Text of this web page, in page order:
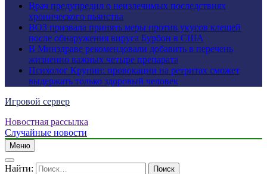
Врач предупредил о неизлечимых последствиях
хронического пьянства
ВОЗ призвала принять меры против укусов клещей
после обнаружения вируса Бурбон в США
В Минздраве рекомендовали добавить в перечень
жизненно важных четыре препарата
Психолог Крупин: провокации на ретритах сможет
выдержать только здоровый человек
Игровой сервер
Новостная рассылка
Случайные новости
Меню
Найти: